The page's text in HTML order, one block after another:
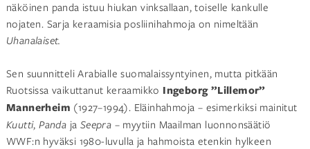
näköinen panda istuu hiukan vinksallaan, toiselle kankulle
nojaten. Sarja keraamisia posliinihahmoja on nimeltään
Uhanalaiset.
Sen suunnitteli Arabialle suomalaissyntyinen, mutta pitkään
Ruotsissa vaikuttanut keraamikko Ingeborg ”Lillemor”
Mannerheim (1927–1994). Eläinhahmoja – esimerkiksi mainitut
Kuutti,Panda ja Seepra – myytiin Maailman luonnonsäätiö
WWF:n hyväksi 1980-luvulla ja hahmoista etenkin hylkeen